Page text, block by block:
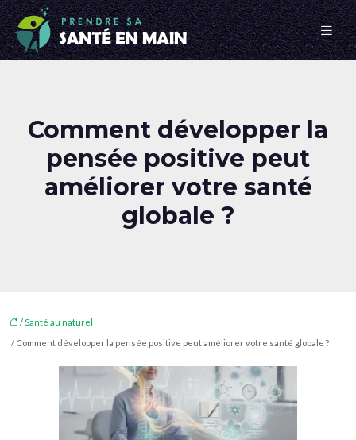
Comment développer la
pensée positive peut
améliorer votre santé
globale ?
/Santé au naturel
/ Comment développer la pensée positive peut améliorer votre santé globale ?